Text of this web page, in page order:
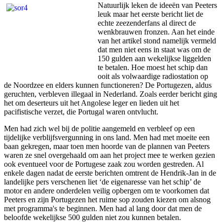
Natuurlijk leken de ideeën van Peeters
leuk maar het eerste bericht liet de
echte zeezenderfans al direct de
wenkbrauwen fronzen. Aan het einde
van het artikel stond namelijk vermeld
dat men niet eens in staat was om de
150 gulden aan wekelijkse liggelden
te betalen. Hoe moest het schip dan
ooit als volwaardige radiostation op
de Noordzee en elders kunnen functioneren? De Portugezen, aldus
geruchten, verbleven illegaal in Nederland. Zoals eerder bericht ging
het om deserteurs uit het Angolese leger en lieden uit het
pacifistische verzet, die Portugal waren ontvlucht.
Men had zich wel bij de politie aangemeld en verbleef op een
tijdelijke verblijfsvergunning in ons land. Men had met moeite een
baan gekregen, maar toen men hoorde van de plannen van Peeters
waren ze snel overgehaald om aan het project mee te werken gezien
ook eventueel voor de Portugese zaak zou worden gestreden. Al
enkele dagen nadat de eerste berichten omtrent de Hendrik-Jan in de
landelijke pers verschenen liet ‘de eigenaresse van het schip’ de
motor en andere onderdelen veilig opbergen om te voorkomen dat
Peeters en zijn Portugezen het ruime sop zouden kiezen om alsnog
met programma's te beginnen. Men had al lang door dat men de
beloofde wekelijkse 500 gulden niet zou kunnen betalen.